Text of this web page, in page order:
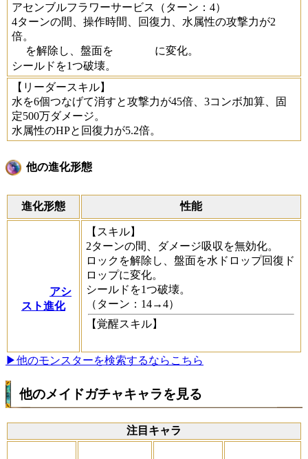
アセンブルフラワーサービス
（ターン：4）
4ターンの間、操作時間、回復力、水属性の攻撃力が2
倍。
を解除し、盤面を
に変化。
シールドを1つ破壊。
【リーダースキル】
水を6個つなげて消すと攻撃力が45倍、3コンボ加算、固
定500万ダメージ。
水属性のHPと回復力が5.2倍。
他の進化形態
進化形態 性能
アシ
スト進化
【スキル】
2ターンの間、ダメージ吸収を無効化。
ロックを解除し、盤面を水ドロップ回復ド
ロップに変化。
シールドを1つ破壊。
（ターン：14→4）
【覚醒スキル】
▶他のモンスターを検索するならこちら
他のメイドガチャキャラを見る
注目キャラ